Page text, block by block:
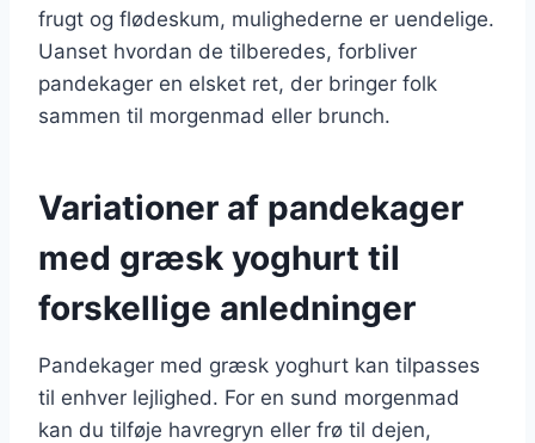
frugt og flødeskum, mulighederne er uendelige.
Uanset hvordan de tilberedes, forbliver
pandekager en elsket ret, der bringer folk
sammen til morgenmad eller brunch.
Variationer af pandekager
med græsk yoghurt til
forskellige anledninger
Pandekager med græsk yoghurt kan tilpasses
til enhver lejlighed. For en sund morgenmad
kan du tilføje havregryn eller frø til dejen,